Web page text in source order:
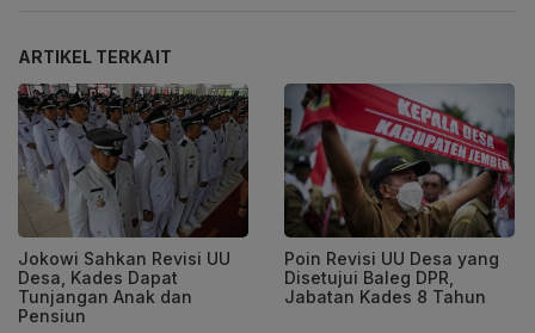
ARTIKEL TERKAIT
Jokowi Sahkan Revisi UU
Desa, Kades Dapat
Tunjangan Anak dan
Pensiun
Poin Revisi UU Desa yang
Disetujui Baleg DPR,
Jabatan Kades 8 Tahun